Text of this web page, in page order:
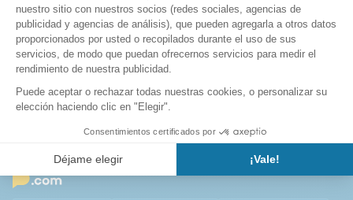
¿Es el Camp Nou o el Nou Camp?
➜ Más FAQ sobre el Camp Nou
➜ Volver a la página principal : Camp Nou